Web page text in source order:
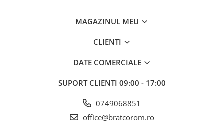
MAGAZINUL MEU
CLIENTI
DATE COMERCIALE
SUPORT CLIENTI 09:00 - 17:00
0749068851
office@bratcorom.ro